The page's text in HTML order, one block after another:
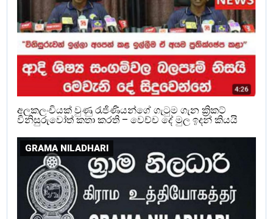
අලකලංචියක් වුණු රැජිණියන්ගේ ගැටුම ගැන ක්‍රිකට්
විනිසුරුවෝත් කතා කරති – වෙච්ච දේ මුල ඉදන් කියයි
GRAMA NILADHARI